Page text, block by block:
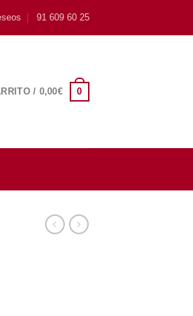
91 609 60 25
/ 0,00€ 0